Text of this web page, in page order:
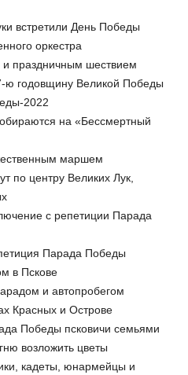
встретили День Победы
оркестра
праздничным шествием
ю годовщину Великой Победы
2022
на «Бессмертный
маршем
по центру Великих Лук,
с репетиции Парада
Парада Победы
в Пскове
и автопробегом
Красных и Острове
Победы псковичи семьями
возложить цветы
кадеты, юнармейцы и